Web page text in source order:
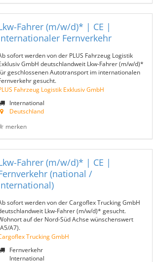
Fahrer (m/w/d)* | CE |
Fernverkehr
sofort werden von der PLUS Fahrzeug Logistik
GmbH deutschlandweit Lkw-Fahrer (m/w/d)*
geschlossenen Autotransport im internationalen
gesucht.
Fahrzeug Logistik Exklusiv GmbH
International
Deutschland
merken
Fahrer (m/w/d)* | CE |
(national /
sofort werden von der Cargoflex Trucking GmbH
Lkw-Fahrer (m/w/d)* gesucht.
auf der Nord-Süd Achse wünschenswert
A7).
Trucking GmbH
Fernverkehr
International